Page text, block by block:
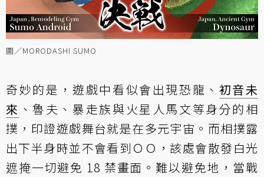
圖／MORODASHI SUMO
奇妙的是，遊戲中看似會出現恐龍、 初音未
來 、魯夫、暴走族與火星人馬文等身分的相
撲，印證遊戲舞台就是在多元宇宙。而相撲露
出下半身時並不會看到ＯＯ，該處會散發白光
遮掩一切避免 18 禁畫面。難以避免地，當戰